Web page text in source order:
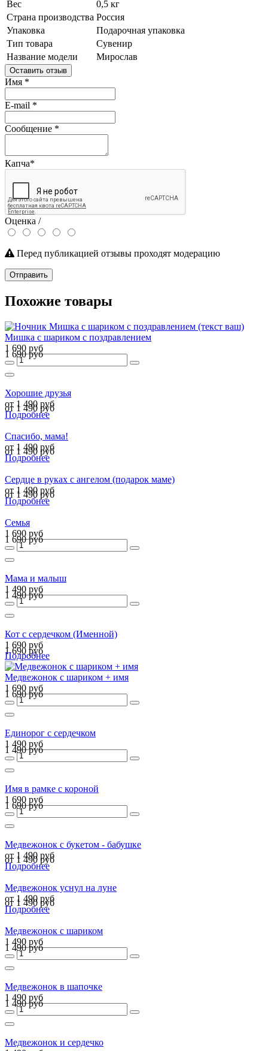
Вес
0,5 кг
Страна производства Россия
Упаковка
Подарочная упаковка
Тип товара
Сувенир
Название модели
Мирослав
Оставить отзыв
Имя *
E-mail *
Сообщение *
Капча*
Оценка /
Перед публикацией отзывы проходят модерацию
Отправить
Похожие товары
Мишка с шариком с поздравлением
1 690 руб
1 690 руб
Хорошие друзья
от 1 490 руб
от 1 490 руб
Подробнее
Спасибо, мама!
от 1 490 руб
от 1 490 руб
Подробнее
Сердце в руках с ангелом (подарок маме)
от 1 490 руб
от 1 490 руб
Подробнее
Семья
1 690 руб
1 690 руб
Мама и малыш
1 490 руб
1 490 руб
Кот с сердечком (Именной)
1 690 руб
1 690 руб
Подробнее
Медвежонок с шариком + имя
1 690 руб
1 690 руб
Единорог с сердечком
1 490 руб
1 490 руб
Имя в рамке с короной
1 690 руб
1 690 руб
Медвежонок с букетом - бабушке
от 1 490 руб
от 1 490 руб
Подробнее
Медвежонок уснул на луне
от 1 490 руб
от 1 490 руб
Подробнее
Медвежонок с шариком
1 490 руб
1 490 руб
Медвежонок в шапочке
1 490 руб
1 490 руб
Медвежонок и сердечко